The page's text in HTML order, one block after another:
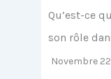
Qu’est-ce
son rôle
Novembre